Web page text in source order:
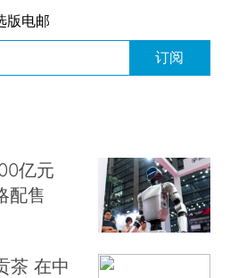
版电邮
订阅
亿元
配售
茶 在中